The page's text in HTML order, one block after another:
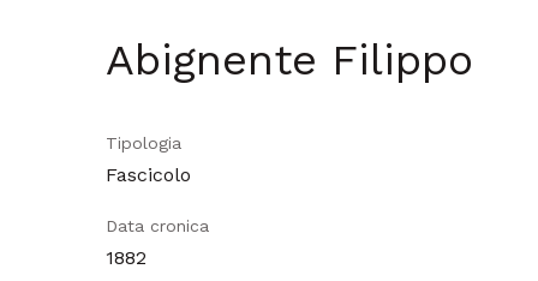
Abignente Filippo
Tipologia
Fascicolo
Data cronica
1882